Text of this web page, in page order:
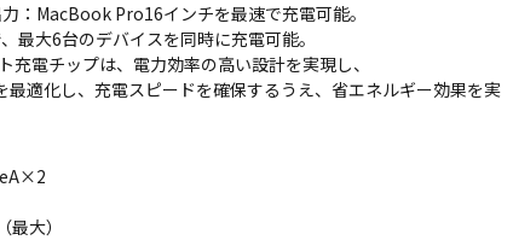
：MacBook Pro16インチを最速で充電可能。
最大6台のデバイスを同時に充電可能。
充電チップは、電力効率の高い設計を実現し、
最適化し、充電スピードを確保するうえ、省エネルギー効果を実
大）